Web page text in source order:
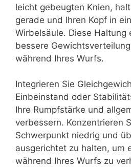
leicht gebeugten Knien,
gerade und Ihren Kopf in
Wirbelsäule. Diese Haltung
bessere
während Ihres Wurfs.
Integrieren Sie
Einbeinstand oder
Ihre Rumpfstärke und
verbessern. Konzentrieren
Schwerpunkt niedrig und
ausgerichtet zu halten, um
während Ihres Wurfs zu